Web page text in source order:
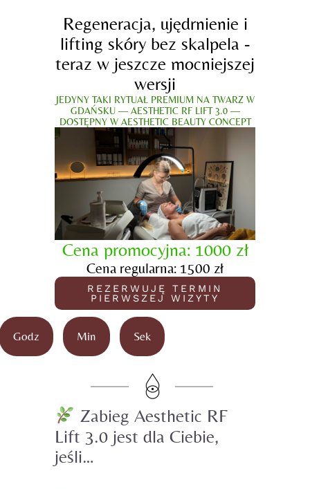
Regeneracja, ujędrnienie i
lifting skóry bez skalpela -
teraz w jeszcze mocniejszej
wersji
JEDYNY TAKI RYTUAŁ PREMIUM NA TWARZ W
GDAŃSKU — AESTHETIC RF LIFT 3.0 —
DOSTĘPNY W AESTHETIC BEAUTY CONCEPT
Cena promocyjna: 1000 zł
Cena regularna: 1500 zł
REZERWUJĘ TERMIN
PIERWSZEJ WIZYTY
Godz Min Sek
Zabieg Aesthetic RF
Lift 3.0 jest dla Ciebie,
jeśli…